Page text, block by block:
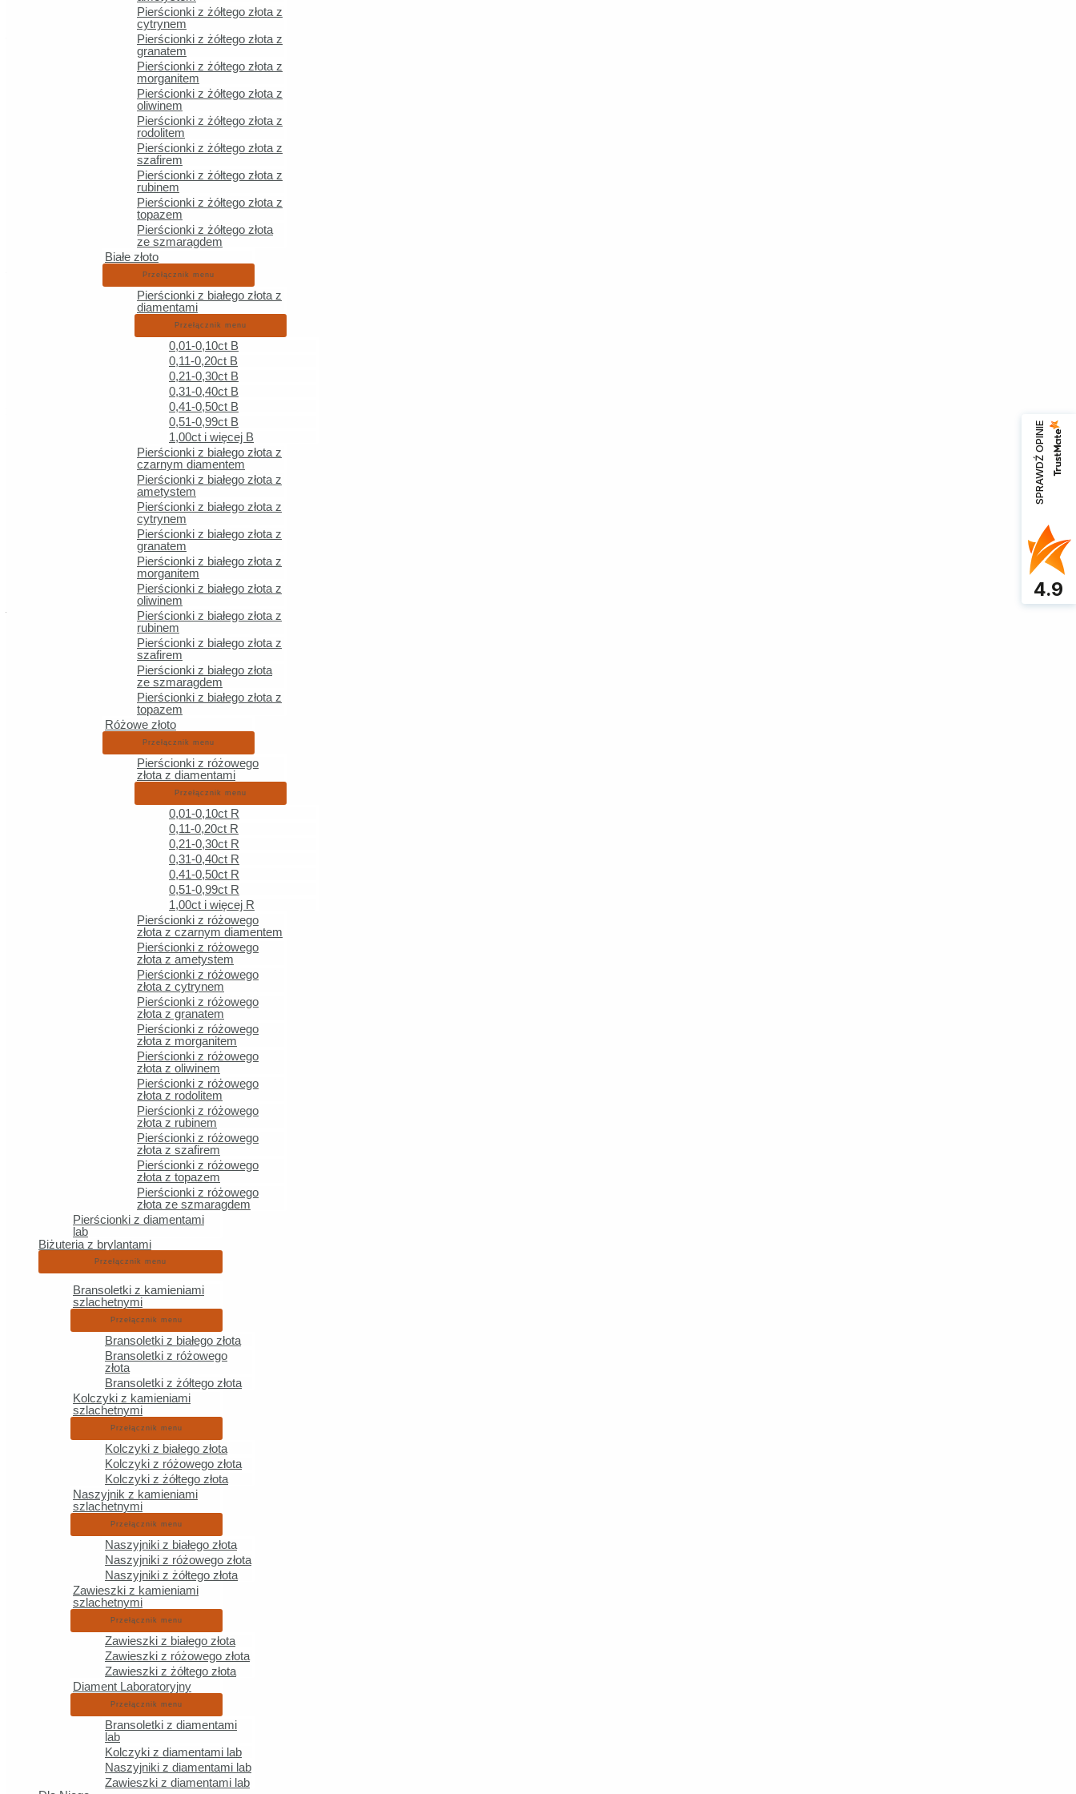
Pierścionki z żółtego złota z
cytrynem
Pierścionki z żółtego złota z
granatem
Pierścionki z żółtego złota z
morganitem
Pierścionki z żółtego złota z
oliwinem
Pierścionki z żółtego złota z
rodolitem
Pierścionki z żółtego złota z
szafirem
Pierścionki z żółtego złota z
rubinem
Pierścionki z żółtego złota z
topazem
Pierścionki z żółtego złota
ze szmaragdem
Białe złoto
Przełącznik menu
Pierścionki z białego złota z
diamentami
Przełącznik menu
0,01-0,10ct B
0,11-0,20ct B
0,21-0,30ct B
0,31-0,40ct B
0,41-0,50ct B
0,51-0,99ct B
1,00ct i więcej B
Pierścionki z białego złota z
czarnym diamentem
Pierścionki z białego złota z
ametystem
Pierścionki z białego złota z
cytrynem
Pierścionki z białego złota z
granatem
Pierścionki z białego złota z
morganitem
Pierścionki z białego złota z
oliwinem
Pierścionki z białego złota z
rubinem
Pierścionki z białego złota z
szafirem
Pierścionki z białego złota
ze szmaragdem
Pierścionki z białego złota z
topazem
Różowe złoto
Przełącznik menu
Pierścionki z różowego
złota z diamentami
Przełącznik menu
0,01-0,10ct R
0,11-0,20ct R
0,21-0,30ct R
0,31-0,40ct R
0,41-0,50ct R
0,51-0,99ct R
1,00ct i więcej R
Pierścionki z różowego
złota z czarnym diamentem
Pierścionki z różowego
złota z ametystem
Pierścionki z różowego
złota z cytrynem
Pierścionki z różowego
złota z granatem
Pierścionki z różowego
złota z morganitem
Pierścionki z różowego
złota z oliwinem
Pierścionki z różowego
złota z rodolitem
Pierścionki z różowego
złota z rubinem
Pierścionki z różowego
złota z szafirem
Pierścionki z różowego
złota z topazem
Pierścionki z różowego
złota ze szmaragdem
Pierścionki z diamentami
lab
Biżuteria z brylantami
Przełącznik menu
Bransoletki z kamieniami
szlachetnymi
Przełącznik menu
Bransoletki z białego złota
Bransoletki z różowego
złota
Bransoletki z żółtego złota
Kolczyki z kamieniami
szlachetnymi
Przełącznik menu
Kolczyki z białego złota
Kolczyki z różowego złota
Kolczyki z żółtego złota
Naszyjnik z kamieniami
szlachetnymi
Przełącznik menu
Naszyjniki z białego złota
Naszyjniki z różowego złota
Naszyjniki z żółtego złota
Zawieszki z kamieniami
szlachetnymi
Przełącznik menu
Zawieszki z białego złota
Zawieszki z różowego złota
Zawieszki z żółtego złota
Diament Laboratoryjny
Przełącznik menu
Bransoletki z diamentami
lab
Kolczyki z diamentami lab
Naszyjniki z diamentami lab
Zawieszki z diamentami lab
ilość Złote obrączki ślubne E-132 próby 585
Dodaj do koszyka
Złote Obrączki Ślubne – Symbol Wiecznej Miłości
Dopracowane w najdrobniejszych detalach, nasze złote obrączki ślubne stanowią wyjątkowy symbol Waszej wiecznej miłości. Wykonane z najwyższej jakości złota, te
obrączki są nie tylko pięknym wyrazem uczuć, ale także trwałym znakiem Waszej miłości i zaufania. Każdy detal został starannie zaprojektowany, by oddać unikalny
charakter Waszego związku. Te eleganckie obrączki będą przypominać o Waszej miłości każdego dnia.
Wyjątkowe Kształty i Wykończenia
Nasze złote obrączki ślubne zachwycają nie tylko swoim pięknem, ale także różnorodnością kształtów i wykończenia. Wybierzcie klasyczną prostotę, bądź dodajcie
niepowtarzalny akcent dzięki intrygującym zdobieniom. Dostępne są różne style i grubości obrączek, abyście mogli dopasować je do swojego indywidualnego gustu.
Bez względu na to, czy preferujecie delikatne wykończenie czy błyszczący połysk, nasze obrączki z pewnością zachwycą Was i Waszych bliskich.
Złote obrączki ślubne
Obrączki z najwyższej jakości złota
Wyjątkowe symbole miłości
Złote obrączki o różnych kształtach
Eleganckie wykończenia obrączek
Trwałe i niezawodne obrączki
Złote obrączki na wieczność
Obrączki na całe życie
Podobne produkty
Eleganckie opakowanie GRATIS
Darmowa dostawa od 399zł
Szybka i bezpieczna wysyłka InPost i DPD
Bezpieczne płatności online Blik, Google Pay, Szybkie przelewy
5.0 / 5 – opinie klientów
2× laureat Gazety Wrocławskiej
Kontakt
Euworld s.c.
ul. Strachowskiego 45
52-210 Wrocław
kontakt@euworld.pl
Tel. 692 269 803
NIP 8992923337
REGON 521756163
Zakupy
Obrączki ślubne
SPRAWDŹ OPINIE
4.9